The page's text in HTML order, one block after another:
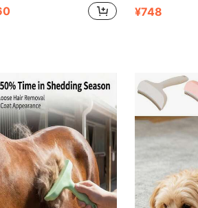
¥748